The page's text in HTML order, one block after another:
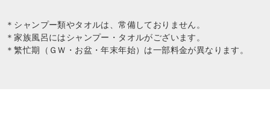
＊シャンプー類やタオルは、常備しておりません。
＊家族風呂にはシャンプー・タオルがございます。
＊繁忙期（ＧＷ・お盆・年末年始）は一部料金が異なります。